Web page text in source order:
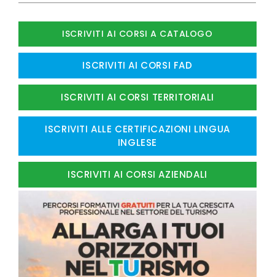
ISCRIVITI AI CORSI A CATALOGO
ISCRIVITI AI CORSI FAD
ISCRIVITI AI CORSI TERRITORIALI
ISCRIVITI ALLE CERTIFICAZIONI LINGUA
INGLESE
ISCRIVITI AI CORSI AZIENDALI